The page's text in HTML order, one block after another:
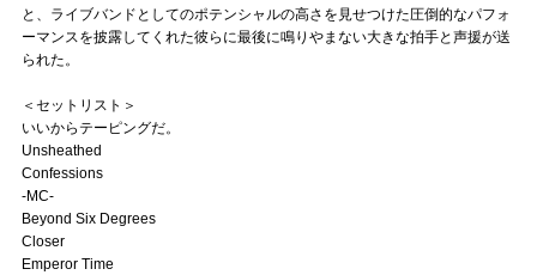
と、ライブバンドとしてのポテンシャルの高さを見せつけた圧倒的なパフォ
ーマンスを披露してくれた彼らに最後に鳴りやまない大きな拍手と声援が送
られた。
＜セットリスト＞
いいからテーピングだ。
Unsheathed
Confessions
-MC-
Beyond Six Degrees
Closer
Emperor Time